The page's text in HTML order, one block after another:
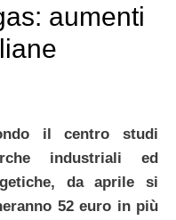
aumenti
il centro studi
industriali ed
da aprile si
52 euro in più